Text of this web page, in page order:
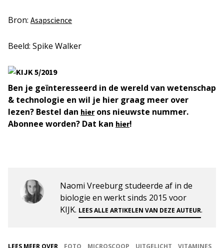
Bron: Asapscience
Beeld: Spike Walker
Ben je geïnteresseerd in de wereld van wetenschap
& technologie en wil je hier graag meer over
lezen? Bestel dan hierons nieuwste nummer.
Abonnee worden? Dat kan hier!
Naomi Vreeburg studeerde af in de
biologie en werkt sinds 2015 voor
KIJK. LEES ALLE ARTIKELEN VAN DEZE AUTEUR.
LEES MEER OVER FOTO MICROSCOOP UITGELICHT
VITAMINES